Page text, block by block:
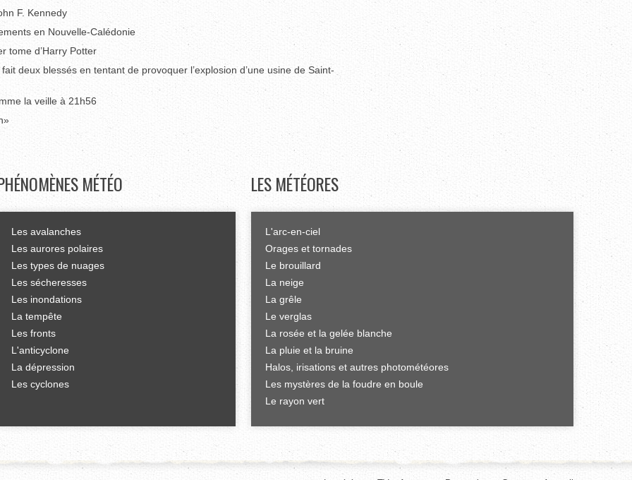
F. Kennedy
en Nouvelle-Calédonie
tome d’Harry Potter
deux blessés en tentant de provoquer l’explosion d’une usine de Saint-
la veille à 21h56
MÉTÉO
Les avalanches
Les aurores polaires
Les types de nuages
Les sécheresses
Les inondations
La tempête
Les fronts
L'anticyclone
La dépression
Les cyclones
LES MÉTÉORES
L'arc-en-ciel
Orages et tornades
Le brouillard
La neige
La grêle
Le verglas
La rosée et la gelée blanche
La pluie et la bruine
Halos, irisations et autres photométéores
Les mystères de la foudre en boule
Le rayon vert